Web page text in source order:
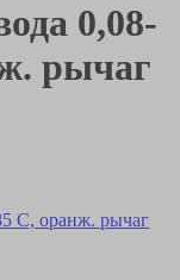
0,08-
рычаг